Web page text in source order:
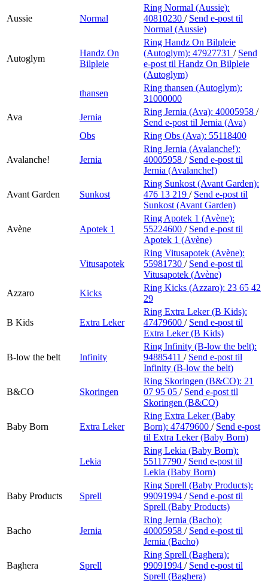
Aussie Normal
Ring Normal (Aussie):
40810230 / Send e-post til
Normal (Aussie)
Autoglym
Handz On
Bilpleie
Ring Handz On Bilpleie
(Autoglym): 47927731 / Send
e-post til Handz On Bilpleie
(Autoglym)
thansen
Ring thansen (Autoglym):
31000000
Ava
Jernia
Ring Jernia (Ava): 40005958 /
Send e-post til Jernia (Ava)
Obs
Ring Obs (Ava): 55118400
Avalanche! Jernia
Ring Jernia (Avalanche!):
40005958 / Send e-post til
Jernia (Avalanche!)
Avant Garden Sunkost
Ring Sunkost (Avant Garden):
476 13 219 / Send e-post til
Sunkost (Avant Garden)
Avène Apotek 1
Ring Apotek 1 (Avène):
55224600 / Send e-post til
Apotek 1 (Avène)
Vitusapotek
Ring Vitusapotek (Avène):
55981730 / Send e-post til
Vitusapotek (Avène)
Azzaro
Kicks
Ring Kicks (Azzaro): 23 65 42
29
B Kids Extra Leker
Ring Extra Leker (B Kids):
47479600 / Send e-post til
Extra Leker (B Kids)
B-low the belt Infinity
Ring Infinity (B-low the belt):
94885411 / Send e-post til
Infinity (B-low the belt)
B&CO Skoringen
Ring Skoringen (B&CO): 21
07 95 05 / Send e-post til
Skoringen (B&CO)
Baby Born Extra Leker
Ring Extra Leker (Baby
Born): 47479600 / Send e-post
til Extra Leker (Baby Born)
Lekia
Ring Lekia (Baby Born):
55117790 / Send e-post til
Lekia (Baby Born)
Baby Products Sprell
Ring Sprell (Baby Products):
99091994 / Send e-post til
Sprell (Baby Products)
Bacho Jernia
Ring Jernia (Bacho):
40005958 / Send e-post til
Jernia (Bacho)
Baghera Sprell
Ring Sprell (Baghera):
99091994 / Send e-post til
Sprell (Baghera)